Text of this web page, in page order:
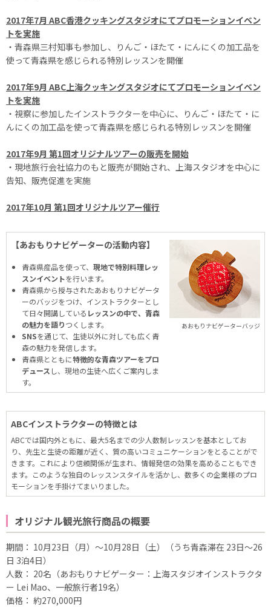
2017年7月 ABC香港クッキングスタジオにてプロモーションイベン
トを実施
・青森県三村知事も参加し、りんご・ほたて・にんにくの加工品を
使って青森県を感じられる特別レッスンを開催
2017年9月 ABC上海クッキングスタジオにてプロモーションイベン
トを実施
・視察に参加したインストラクターを中心に、りんご・ほたて・に
んにくの加工品を使って青森県を感じられる特別レッスンを開催
2017年9月 第1回オリジナルツアーの販売を開始
・現地旅行会社協力のもと販売が開始され、上海スタジオを中心に
告知、販売促進を実施
2017年10月 第1回オリジナルツアー催行
あおもりナビゲーターバッジ
【あおもりナビゲーターの活動内容】
青森県産品を使って、 現地で特別料理レッ
スンイベントを行います。
青森県から授与されたあおもりナビゲータ
ーのバッジをつけ、インストラクターとし
て日々開講している レッスンの中で、青森
の魅力を語りつくします。
SNSを通じて、生徒以外に対しても広く青
森の魅力を発信します。
青森県とともに特徴的な青森ツアーをプロ
デュース し、現地の生徒へ広くご案内しま
す。
ABCインストラクターの特徴とは
ABCでは国内外ともに、最大5名までの少人数制レッスンを基本としてお
り、先生と生徒の距離が近く、質の高いコミュニケーションをとることがで
きます。これにより信頼関係が生まれ、情報発信の効果を高めることもでき
ます。このような独自のレッスンスタイルを活かし、数多くの企業様のプロ
モーションを手掛けてまいりました。
オリジナル観光旅行商品の概要
期間： 10月23日（月）～10月28日（土）（うち青森滞在 23日～26
日 3泊4日）
人数： 20名（あおもりナビゲーター：上海スタジオインストラクタ
ー Lei Mao、一般旅行者19名）
価格： 約270,000円